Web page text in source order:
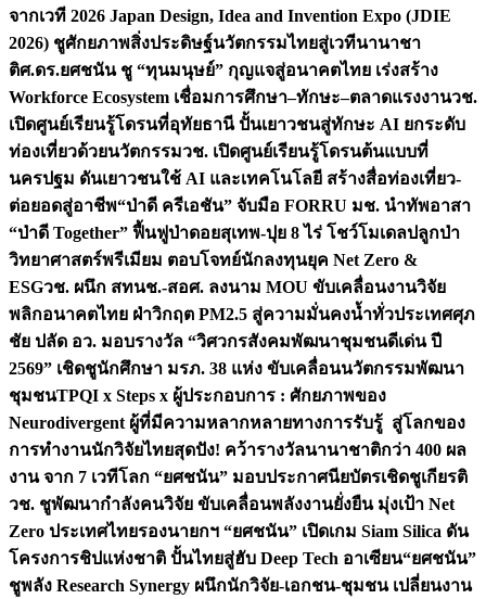
จากเวที 2026 Japan Design, Idea and Invention Expo (JDIE
2026) ชูศักยภาพสิ่งประดิษฐ์นวัตกรรมไทยสู่เวทีนานาชา
ติศ.ดร.ยศชนัน ชู “ทุนมนุษย์” กุญแจสู่อนาคตไทย เร่งสร้าง
Workforce Ecosystem เชื่อมการศึกษา–ทักษะ–ตลาดแรงงานวช.
เปิดศูนย์เรียนรู้โดรนที่อุทัยธานี ปั้นเยาวชนสู่ทักษะ AI ยกระดับ
ท่องเที่ยวด้วยนวัตกรรมวช. เปิดศูนย์เรียนรู้โดรนต้นแบบที่
นครปฐม ดันเยาวชนใช้ AI และเทคโนโลยี สร้างสื่อท่องเที่ยว-
ต่อยอดสู่อาชีพ“ป่าดี ครีเอชัน” จับมือ FORRU มช. นำทัพอาสา
“ป่าดี Together” ฟื้นฟูป่าดอยสุเทพ-ปุย 8 ไร่ โชว์โมเดลปลูกป่า
วิทยาศาสตร์พรีเมียม ตอบโจทย์นักลงทุนยุค Net Zero &
ESGวช. ผนึก สทนช.-สอศ. ลงนาม MOU ขับเคลื่อนงานวิจัย
พลิกอนาคตไทย ฝ่าวิกฤต PM2.5 สู่ความมั่นคงน้ำทั่วประเทศศุภ
ชัย ปลัด อว. มอบรางวัล “วิศวกรสังคมพัฒนาชุมชนดีเด่น ปี
2569” เชิดชูนักศึกษา มรภ. 38 แห่ง ขับเคลื่อนนวัตกรรมพัฒนา
ชุมชนTPQI x Steps x ผู้ประกอบการ : ศักยภาพของ
Neurodivergent ผู้ที่มีความหลากหลายทางการรับรู้ สู่โลกของ
การทำงานนักวิจัยไทยสุดปัง! คว้ารางวัลนานาชาติกว่า 400 ผล
งาน จาก 7 เวทีโลก “ยศชนัน” มอบประกาศนียบัตรเชิดชูเกียรติ
วช. ชูพัฒนากำลังคนวิจัย ขับเคลื่อนพลังงานยั่งยืน มุ่งเป้า Net
Zero ประเทศไทยรองนายกฯ “ยศชนัน” เปิดเกม Siam Silica ดัน
โครงการชิปแห่งชาติ ปั้นไทยสู่ฮับ Deep Tech อาเซียน“ยศชนัน”
ชูพลัง Research Synergy ผนึกนักวิจัย-เอกชน-ชุมชน เปลี่ยนงาน